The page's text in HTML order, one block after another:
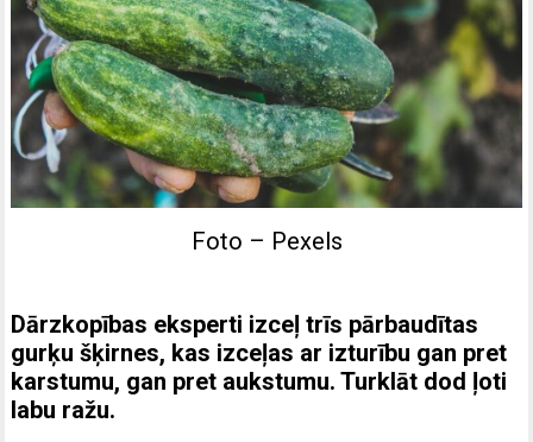
Foto – Pexels
Dārzkopības eksperti izceļ trīs pārbaudītas
gurķu šķirnes, kas izceļas ar izturību gan pret
karstumu, gan pret aukstumu. Turklāt dod ļoti
labu ražu.